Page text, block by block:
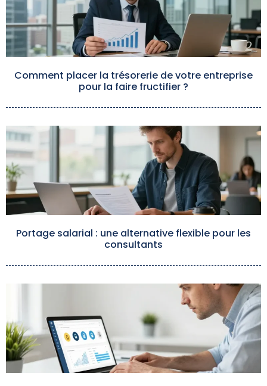
Comment placer la trésorerie de votre entreprise
pour la faire fructifier ?
Portage salarial : une alternative flexible pour les
consultants